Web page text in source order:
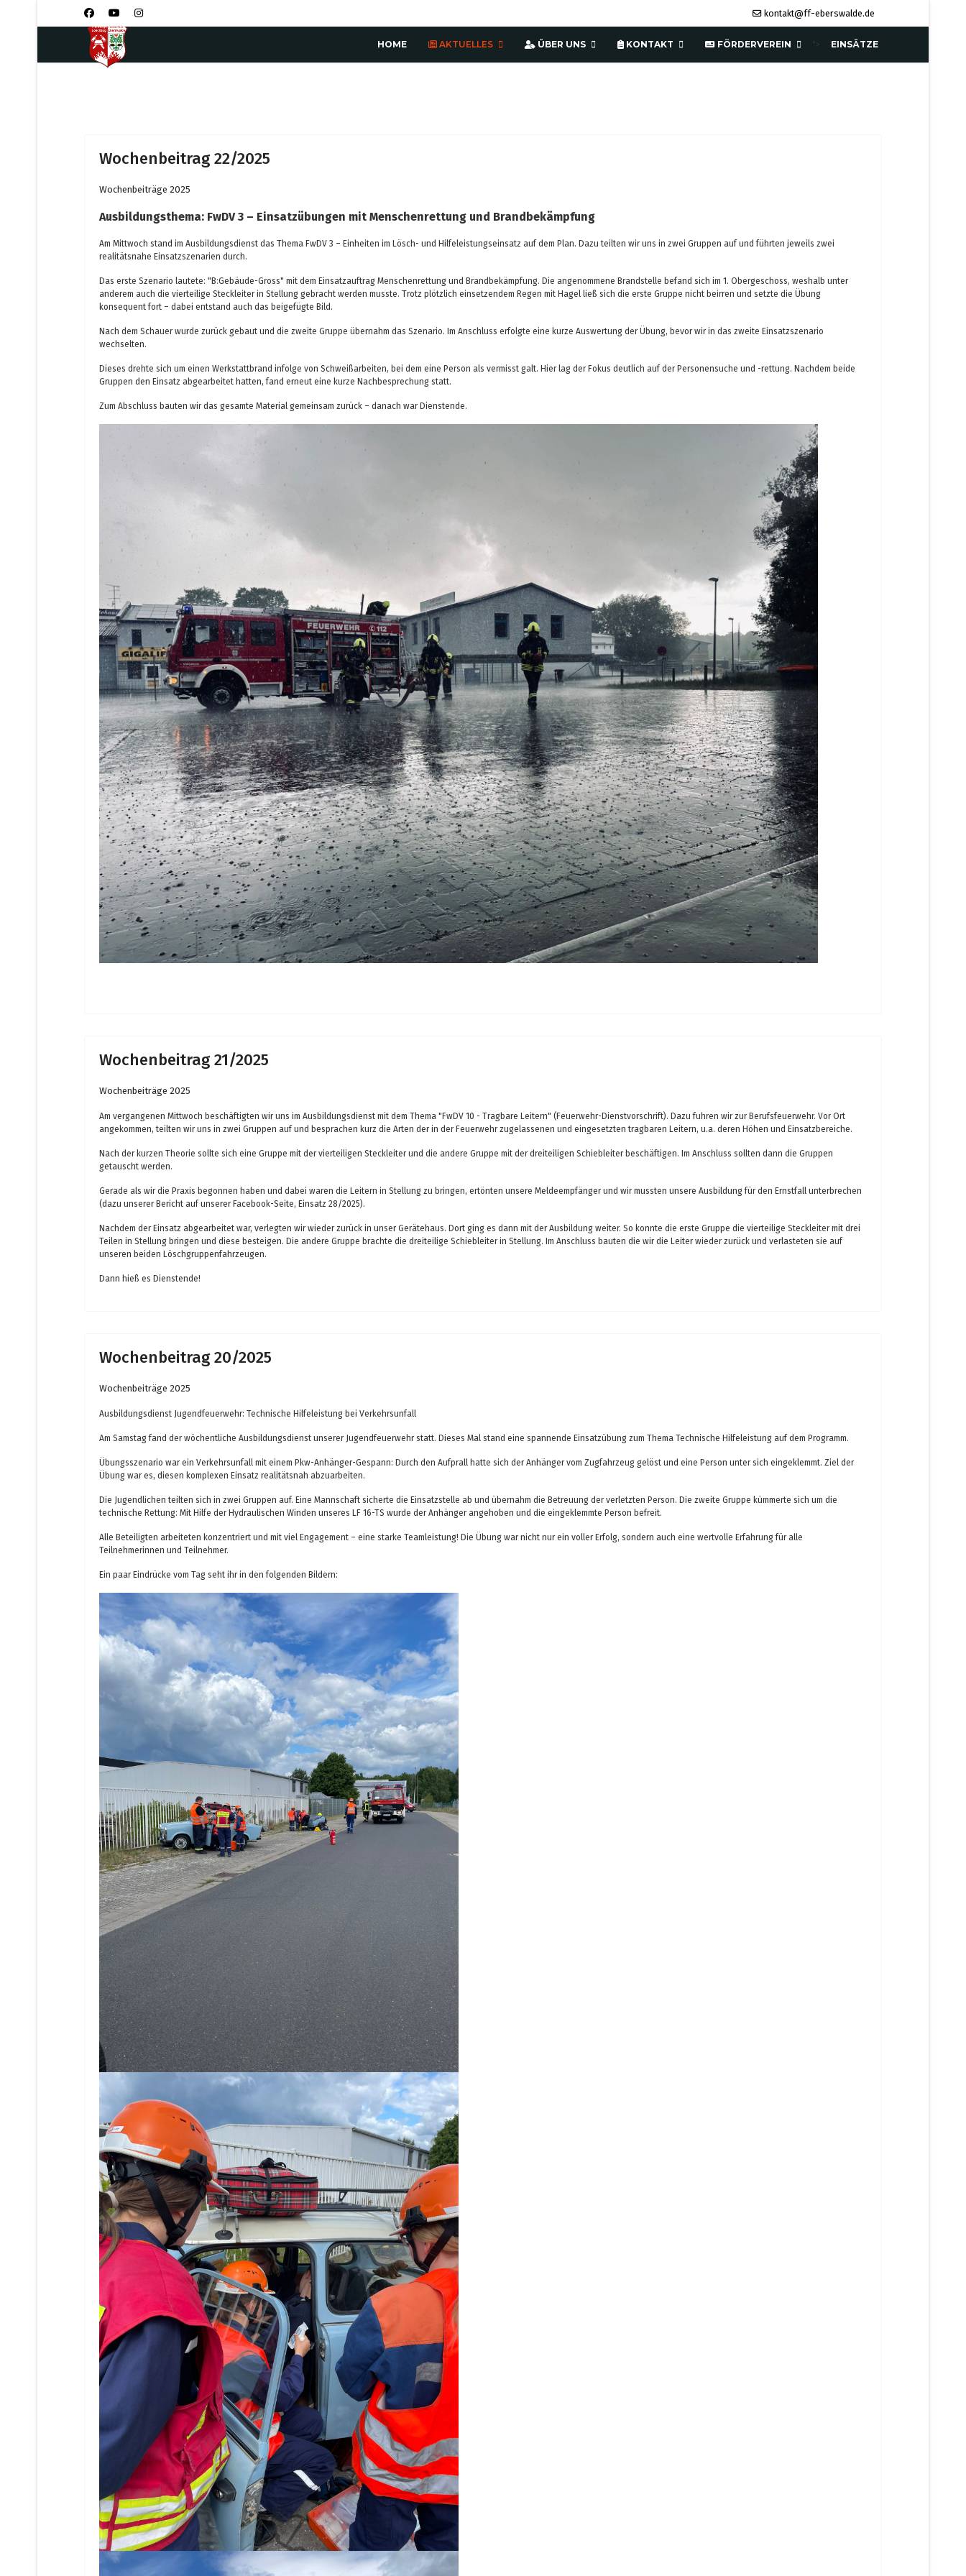
kontakt@ff-eberswalde.de
HOME AKTUELLES ÜBER UNS KONTAKT FÖRDERVEREIN "> EINSÄTZE
Wochenbeitrag 22/2025
Wochenbeiträge 2025
Ausbildungsthema: FwDV 3 – Einsatzübungen mit Menschenrettung und Brandbekämpfung
Am Mittwoch stand im Ausbildungsdienst das Thema FwDV 3 – Einheiten im Lösch- und Hilfeleistungseinsatz auf dem Plan. Dazu teilten wir uns in zwei Gruppen auf und führten jeweils zwei
realitätsnahe Einsatzszenarien durch.
Das erste Szenario lautete: "B:Gebäude-Gross" mit dem Einsatzauftrag Menschenrettung und Brandbekämpfung. Die angenommene Brandstelle befand sich im 1. Obergeschoss, weshalb unter
anderem auch die vierteilige Steckleiter in Stellung gebracht werden musste. Trotz plötzlich einsetzendem Regen mit Hagel ließ sich die erste Gruppe nicht beirren und setzte die Übung
konsequent fort – dabei entstand auch das beigefügte Bild.
Nach dem Schauer wurde zurück gebaut und die zweite Gruppe übernahm das Szenario. Im Anschluss erfolgte eine kurze Auswertung der Übung, bevor wir in das zweite Einsatzszenario
wechselten.
Dieses drehte sich um einen Werkstattbrand infolge von Schweißarbeiten, bei dem eine Person als vermisst galt. Hier lag der Fokus deutlich auf der Personensuche und -rettung. Nachdem beide
Gruppen den Einsatz abgearbeitet hatten, fand erneut eine kurze Nachbesprechung statt.
Zum Abschluss bauten wir das gesamte Material gemeinsam zurück – danach war Dienstende.
Wochenbeitrag 21/2025
Wochenbeiträge 2025
Am vergangenen Mittwoch beschäftigten wir uns im Ausbildungsdienst mit dem Thema "FwDV 10 - Tragbare Leitern" (Feuerwehr-Dienstvorschrift). Dazu fuhren wir zur Berufsfeuerwehr. Vor Ort
angekommen, teilten wir uns in zwei Gruppen auf und besprachen kurz die Arten der in der Feuerwehr zugelassenen und eingesetzten tragbaren Leitern, u.a. deren Höhen und Einsatzbereiche.
Nach der kurzen Theorie sollte sich eine Gruppe mit der vierteiligen Steckleiter und die andere Gruppe mit der dreiteiligen Schiebleiter beschäftigen. Im Anschluss sollten dann die Gruppen
getauscht werden.
Gerade als wir die Praxis begonnen haben und dabei waren die Leitern in Stellung zu bringen, ertönten unsere Meldeempfänger und wir mussten unsere Ausbildung für den Ernstfall unterbrechen
(dazu unserer Bericht auf unserer Facebook-Seite, Einsatz 28/2025).
Nachdem der Einsatz abgearbeitet war, verlegten wir wieder zurück in unser Gerätehaus. Dort ging es dann mit der Ausbildung weiter. So konnte die erste Gruppe die vierteilige Steckleiter mit drei
Teilen in Stellung bringen und diese besteigen. Die andere Gruppe brachte die dreiteilige Schiebleiter in Stellung. Im Anschluss bauten die wir die Leiter wieder zurück und verlasteten sie auf
unseren beiden Löschgruppenfahrzeugen.
Dann hieß es Dienstende!
Wochenbeitrag 20/2025
Wochenbeiträge 2025
Ausbildungsdienst Jugendfeuerwehr: Technische Hilfeleistung bei Verkehrsunfall
Am Samstag fand der wöchentliche Ausbildungsdienst unserer Jugendfeuerwehr statt. Dieses Mal stand eine spannende Einsatzübung zum Thema Technische Hilfeleistung auf dem Programm.
Übungsszenario war ein Verkehrsunfall mit einem Pkw-Anhänger-Gespann: Durch den Aufprall hatte sich der Anhänger vom Zugfahrzeug gelöst und eine Person unter sich eingeklemmt. Ziel der
Übung war es, diesen komplexen Einsatz realitätsnah abzuarbeiten.
Die Jugendlichen teilten sich in zwei Gruppen auf. Eine Mannschaft sicherte die Einsatzstelle ab und übernahm die Betreuung der verletzten Person. Die zweite Gruppe kümmerte sich um die
technische Rettung: Mit Hilfe der Hydraulischen Winden unseres LF 16-TS wurde der Anhänger angehoben und die eingeklemmte Person befreit.
Alle Beteiligten arbeiteten konzentriert und mit viel Engagement – eine starke Teamleistung! Die Übung war nicht nur ein voller Erfolg, sondern auch eine wertvolle Erfahrung für alle
Teilnehmerinnen und Teilnehmer.
Ein paar Eindrücke vom Tag seht ihr in den folgenden Bildern: